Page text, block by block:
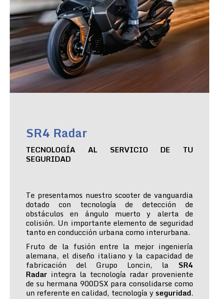
SR4 Radar
TECNOLOGÍA AL SERVICIO DE TU
SEGURIDAD
Te presentamos nuestro scooter de vanguardia
dotado con tecnología de detección de
obstáculos en ángulo muerto y alerta de
colisión. Un importante elemento de seguridad
tanto en conducción urbana como interurbana.
Fruto de la fusión entre la mejor ingeniería
alemana, el diseño italiano y la capacidad de
fabricación del Grupo Loncin, la SR4
Radar integra la tecnología radar proveniente
de su hermana 900DSX para consolidarse como
un referente en calidad, tecnología y seguridad.